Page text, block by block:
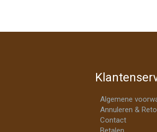
Algemene
Annuleren &
Contact